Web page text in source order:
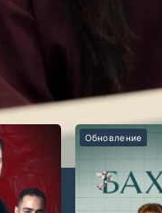
вдруг осознаёт
и приоритеты. Ей
Обновление